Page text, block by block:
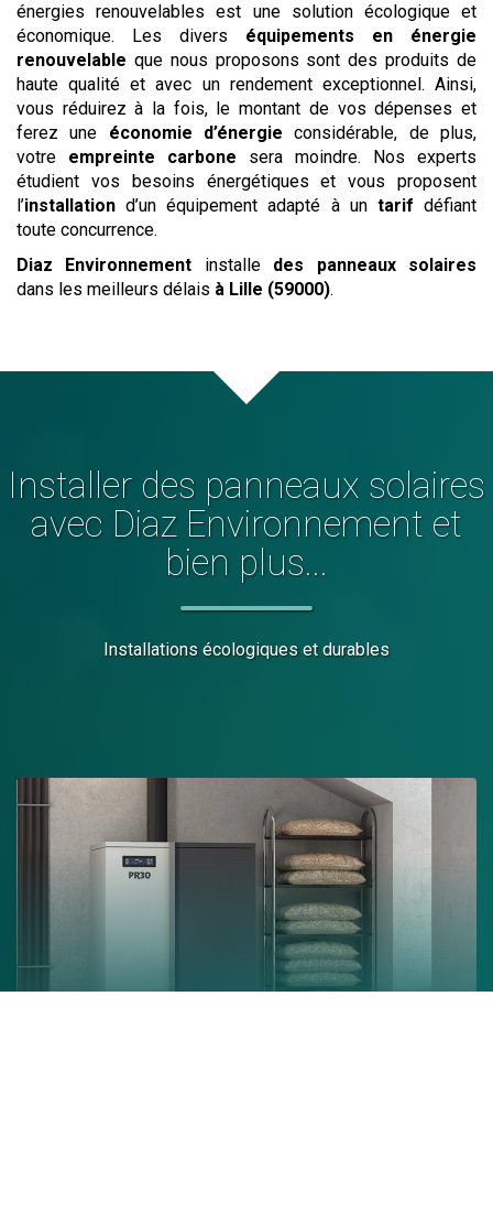
énergies renouvelables est une solution écologique et
économique. Les divers équipements en énergie
renouvelable que nous proposons sont des produits de
haute qualité et avec un rendement exceptionnel. Ainsi,
vous réduirez à la fois, le montant de vos dépenses et
ferez une économie d’énergie considérable, de plus,
votre empreinte carbone sera moindre. Nos experts
étudient vos besoins énergétiques et vous proposent
l’installation d’un équipement adapté à un tarif défiant
toute concurrence.
Diaz Environnement installe des panneaux solaires
dans les meilleurs délais à Lille (59000).
Installer des panneaux solaires
avec Diaz Environnement et
bien plus...
Installations écologiques et durables